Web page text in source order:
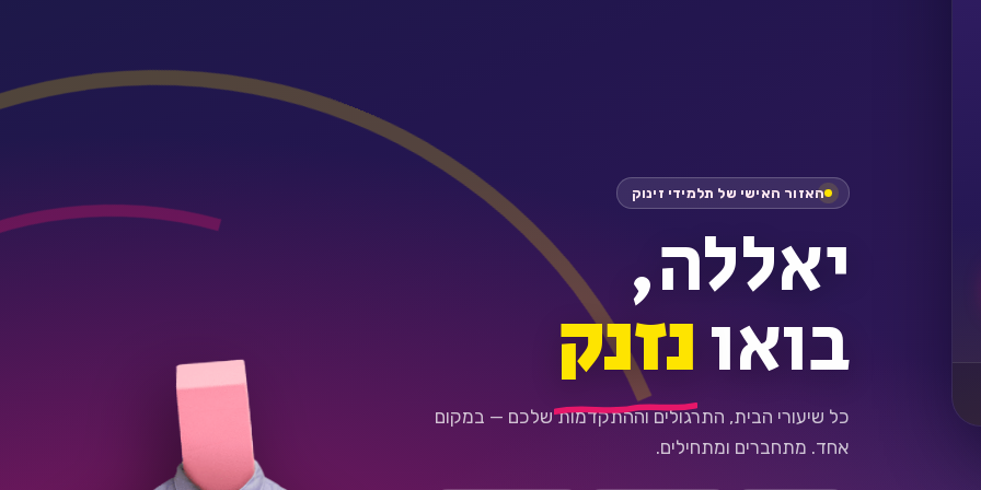
האזור האישי של תלמידי זינוק
יאללה,
בואונזנק
כל שיעורי הבית, התרגולים וההתקדמות שלכם — במקום
אחד. מתחברים ומתחילים.